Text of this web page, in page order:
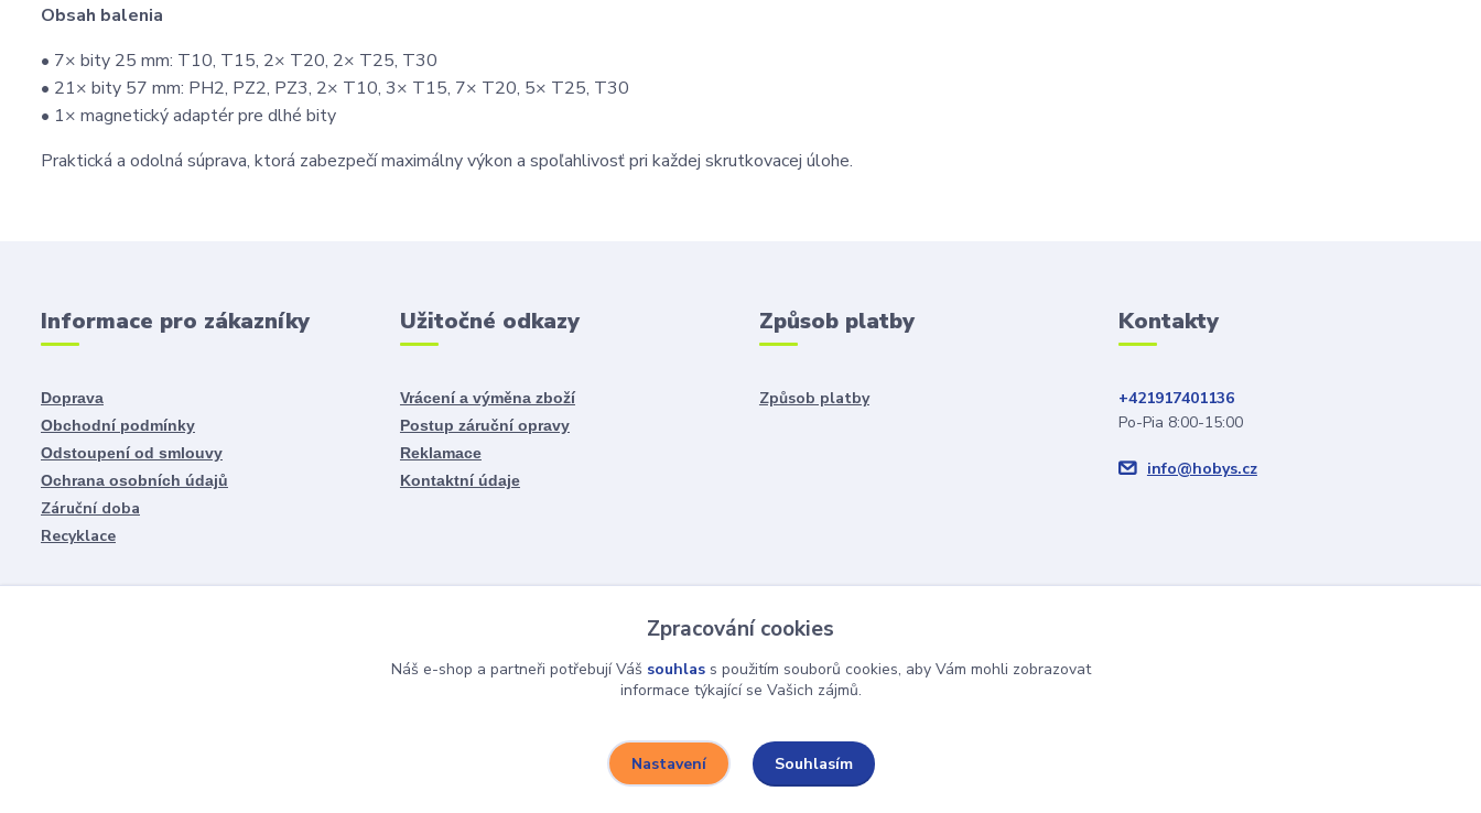
Obsah balenia
• 7× bity 25 mm: T10, T15, 2× T20, 2× T25, T30
• 21× bity 57 mm: PH2, PZ2, PZ3, 2× T10, 3× T15, 7× T20, 5× T25, T30
• 1× magnetický adaptér pre dlhé bity
Praktická a odolná súprava, ktorá zabezpečí maximálny výkon a spoľahlivosť pri každej skrutkovacej úlohe.
Informace pro zákazníky
Doprava
Obchodní podmínky
Odstoupení od smlouvy
Ochrana osobních údajů
Záruční doba
Recyklace
Užitočné odkazy
Vrácení a výměna zboží
Postup záruční opravy
Reklamace
Kontaktní údaje
Způsob platby
Způsob platby
Kontakty
+421917401136
Po-Pia 8:00-15:00
info@hobys.cz
Zpracování cookies
Náš e-shop a partneři potřebují Váš souhlass použitím souborů cookies, aby Vám mohli zobrazovat
informace týkající se Vašich zájmů.
Nastavení Souhlasím